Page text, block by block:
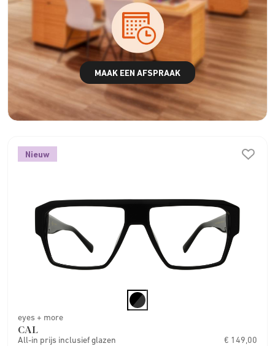
MAAK EEN AFSPRAAK
Nieuw
eyes + more
CAL
All-in prijs inclusief glazen € 149,00